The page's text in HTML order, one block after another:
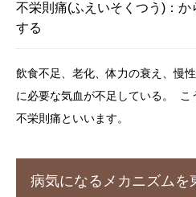
不栄則痛(ふえいそくつう)：か
する
飲食不足、老化、体力の衰え、慢
に必要な気血が不足している。 こ
不栄則痛といいます。
病気になるメカニズムを